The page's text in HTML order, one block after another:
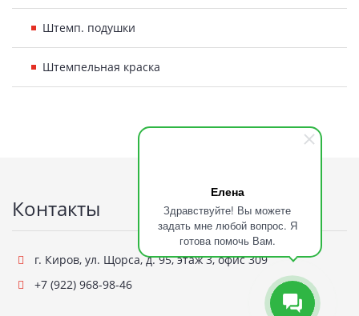
Елена
Здравствуйте! Вы можете
задать мне любой вопрос. Я
готова помочь Вам.
Штемп. подушки
Штемпельная краска
Контакты
г. Киров, ул. Щорса, д. 95, этаж 3, офис 309
+7 (922) 968-98-46